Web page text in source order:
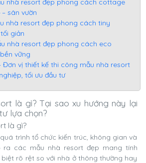
sân vườn
nhà resort đẹp phong cách tiny
giản
nhà resort đẹp phong cách eco
vững
Đơn vị thiết kế thi công mẫu nhà resort
tối ưu đầu tư
là gì? Tại sao xu hướng này lại
lựa chọn?
là gì?
trình tổ chức kiến trúc, không gian và
ra các mẫu nhà resort đẹp mang tính
rõ rệt so với nhà ở thông thường hay